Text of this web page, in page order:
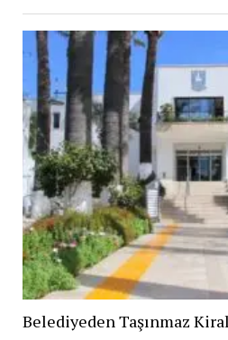
Belediyeden Taşınmaz